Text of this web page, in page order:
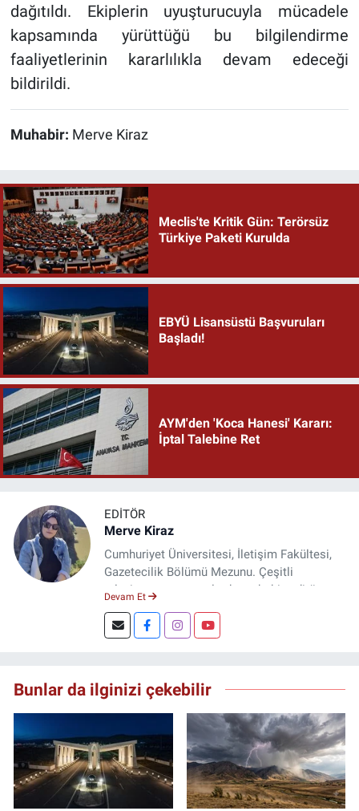
dağıtıldı. Ekiplerin uyuşturucuyla mücadele
kapsamında yürüttüğü bu bilgilendirme
faaliyetlerinin kararlılıkla devam edeceği
bildirildi.
Muhabir: Merve Kiraz
Meclis'te Kritik Gün: Terörsüz
Türkiye Paketi Kurulda
EBYÜ Lisansüstü Başvuruları
Başladı!
AYM'den 'Koca Hanesi' Kararı:
İptal Talebine Ret
EDITÖR
Merve Kiraz
Cumhuriyet Üniversitesi, İletişim Fakültesi,
Gazetecilik Bölümü Mezunu. Çeşitli
televizyon ve gazetelerde muhabir, editör,
Şuan, www.dogugazetesi.com adlı haber
sitesinin Yazı İşleri Müdürlüğünü yürütmekte.
Devam Et
Bunlar da ilginizi çekebilir